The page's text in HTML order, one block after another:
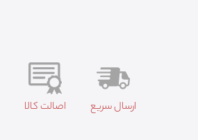
ارسال سریع اصالت کالا